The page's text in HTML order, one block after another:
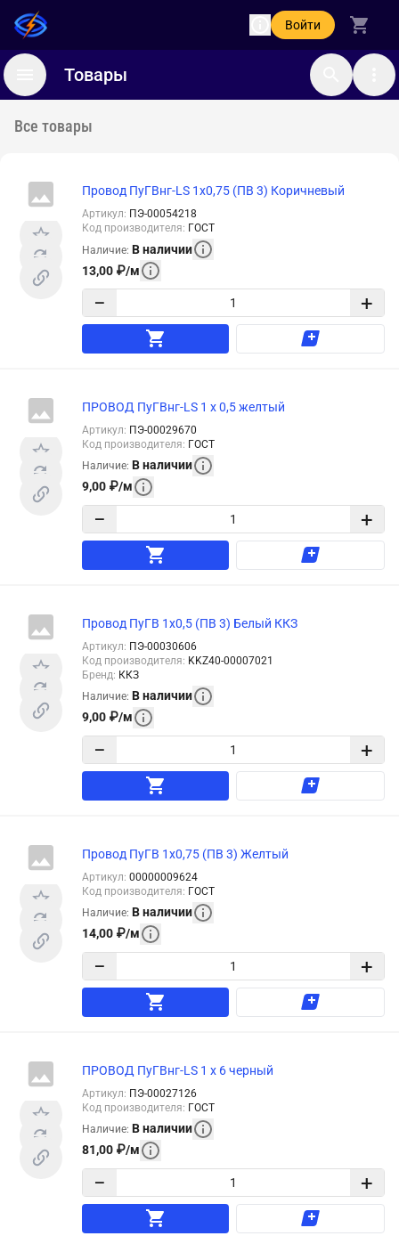
Войти
Товары
Все товары
Провод ПуГВнг-LS 1х0,75 (ПВ 3) Коричневый
Артикул: ПЭ-00054218
Код производителя: ГОСТ
Наличие: В наличии
13,00 ₽/м
− +
ПРОВОД ПуГВнг-LS 1 х 0,5 желтый
Артикул: ПЭ-00029670
Код производителя: ГОСТ
Наличие: В наличии
9,00 ₽/м
− +
Провод ПуГВ 1х0,5 (ПВ 3) Белый ККЗ
Артикул: ПЭ-00030606
Код производителя: KKZ40-00007021
Бренд: ККЗ
Наличие: В наличии
9,00 ₽/м
− +
Провод ПуГВ 1х0,75 (ПВ 3) Желтый
Артикул: 00000009624
Код производителя: ГОСТ
Наличие: В наличии
14,00 ₽/м
− +
ПРОВОД ПуГВнг-LS 1 х 6 черный
Артикул: ПЭ-00027126
Код производителя: ГОСТ
Наличие: В наличии
81,00 ₽/м
− +